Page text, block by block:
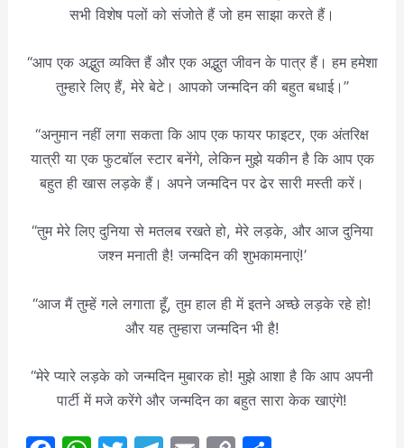
सभी विशेष पलों को संजोते हैं जो हम साझा करते हैं।
“आप एक अद्भुत व्यक्ति हैं और एक अद्भुत जीवन के पात्र हैं। हम हमेशा
तुम्हारे लिए हैं, मेरे बेटे। आपको जन्मदिन की बहुत बधाई।”
“अनुमान नहीं लगा सकता कि आप एक फायर फाइटर, एक अंतरिक्ष
यात्री या एक फुटबॉल स्टार बनेंगे, लेकिन मुझे यकीन है कि आप एक
बहुत ही खास लड़के हैं। अपने जन्मदिन पर ढेर सारी मस्ती करें।
“तुम मेरे लिए दुनिया से मतलब रखते हो, मेरे लड़के, और आज दुनिया
जश्न मनाती है! जन्मदिन की शुभकामनाएं!’
“आज मैं तुम्हें गले लगाता हूँ, तुम हाल ही में इतने अच्छे लड़के रहे हो!
और यह तुम्हारा जन्मदिन भी है!
“मेरे प्यारे लड़के को जन्मदिन मुबारक हो! मुझे आशा है कि आप अपनी
पार्टी में मजे करेंगे और जन्मदिन का बहुत सारा केक खाएंगे!